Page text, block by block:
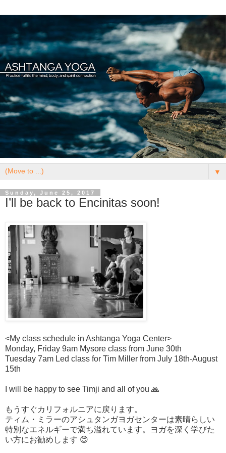
▼
Sunday, June 25, 2017
I’ll be back to Encinitas soon!
<My class schedule in Ashtanga Yoga Center>
Monday, Friday 9am Mysore class from June 30th
Tuesday 7am Led class for Tim Miller from July 18th-August
15th
I will be happy to see Timji and all of you 🙏
もうすぐカリフォルニアに戻ります。
ティム・ミラーのアシュタンガヨガセンターは素晴らしい
特別なエネルギーで満ち溢れています。ヨガを深く学びた
い方にお勧めします 😊